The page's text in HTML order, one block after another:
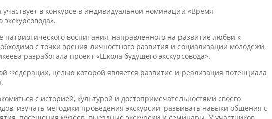
в конкурсе в индивидуальной номинации «Время
воспитания, направленного на развитие любви к
с точки зрения личностного развития и социализации молодежи,
разработала проект «Школа будущего экскурсовода».
Федерации, целью которой является развитие и реализация потенциала
с историей, культурой и достопримечательностями своего
изучать методики проведения экскурсий, развивать навыки общения с